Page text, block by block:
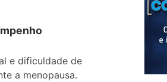
e dificuldade de
a menopausa.